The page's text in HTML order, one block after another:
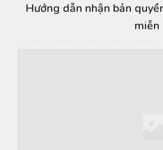
Hướng dẫn nhận bản
miễn